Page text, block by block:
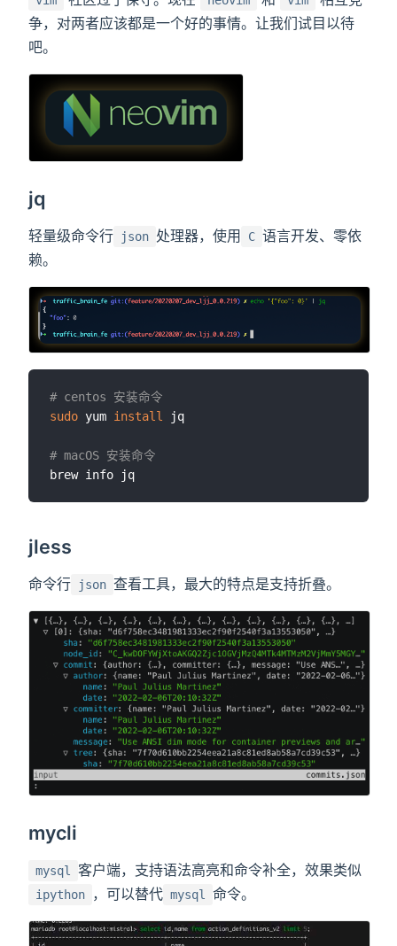
争，对两者应该都是一个好的事情。让我们试目以待
吧。
jq
轻量级命令行 json 处理器，使用 C 语言开发、零依
赖。
# centos 安装命令
sudo yum install jq
# macOS 安装命令
jless
命令行 json 查看工具，最大的特点是支持折叠。
mycli
mysql 客户端，支持语法高亮和命令补全，效果类似
ipython ，可以替代 mysql 命令。